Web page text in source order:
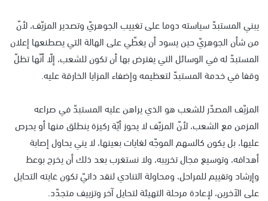
يبني المستبدّ سياسته دوما على تغييب الجوهريّ وتصدير المزيّف، لأنّ
من شأن الجوهريّ حين يسود أن يغطّي على الهالة التي يصطنعها إعلان
المستبدّ له في الوسائل التي يفترض بها أن تكون للشعب، إلّا أنّها تظلّ
وقفا في خدمة المستبدّ لتعظيمه وإضفاء المزايا الخارقة عليه.
المزيّف المصدّر للشعب هو الذي يراهن عليه المستبدّ في صراعه
المزمن مع الشعب، لأنّ المزيّف لا يحوز أيّة ركيزة ينطلق منها أو يحرص
عليها، بل يكون كالسهم الموجّه لغايات بعينها، لا يني يحاول إصابة
أهدافه، وتوسيع مجال تخريبه، ولا نستغرب بعد ذلك أن يخرج بوعظ
وإرشاد وتقييم للمراحل، ومحاولة التنادي لنقد ذاتيّ تكون غايته التحايل
على الآخرين، لإعادة مرحلة التهيئة لتحايل آخر وتزييف متجدّد.